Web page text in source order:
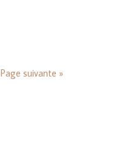
Page suivante »